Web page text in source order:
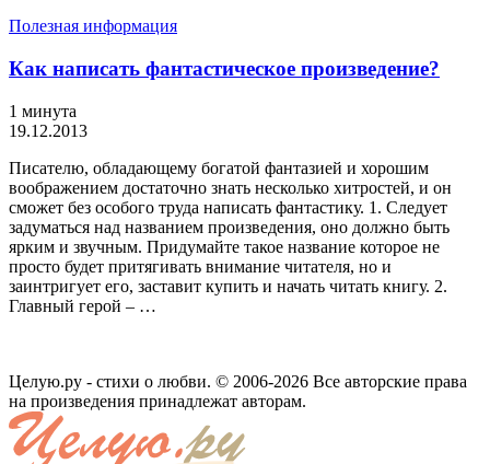
Полезная информация
Как написать фантастическое произведение?
1 минута
19.12.2013
Писателю, обладающему богатой фантазией и хорошим
воображением достаточно знать несколько хитростей, и он
сможет без особого труда написать фантастику. 1. Следует
задуматься над названием произведения, оно должно быть
ярким и звучным. Придумайте такое название которое не
просто будет притягивать внимание читателя, но и
заинтригует его, заставит купить и начать читать книгу. 2.
Главный герой – …
Целую.ру - стихи о любви. © 2006-2026 Все авторские права
на произведения принадлежат авторам.